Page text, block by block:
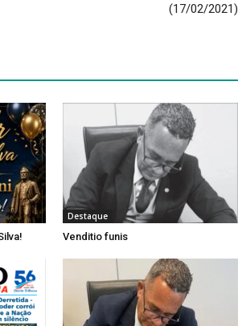
(17/02/2021)
Destaque
Venditio funis